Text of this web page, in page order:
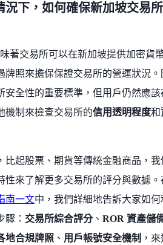
況下，如何確保新加坡交易
著交易所可以在新加坡提供加密貨
牌照來擔保保證交易所的營運狀況。
安全性的重要標準，但用戶仍然應該
機制來檢查交易所的信用透明程度和
比起股票、期貨等傳統金融商品，我
性來了解更多交易所的評分與數據。
南一文中，我們詳細地告訴大家如何
： 交易所綜合評分、 ROR 資產儲
地合規牌照 、 用戶帳號安全機制 ，